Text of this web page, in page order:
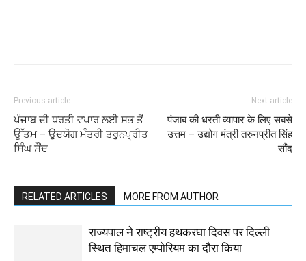
Previous article
ਪੰਜਾਬ ਦੀ ਧਰਤੀ ਵਪਾਰ ਲਈ ਸਭ ਤੋਂ
ਉੱਤਮ – ਉਦਯੋਗ ਮੰਤਰੀ ਤਰੁਨਪ੍ਰੀਤ
ਸਿੰਘ ਸੌਂਦ
Next article
पंजाब की धरती व्यापार के लिए सबसे
उत्तम – उद्योग मंत्री तरुनप्रीत सिंह
सौंद
RELATED ARTICLES MORE FROM AUTHOR
राज्यपाल ने राष्ट्रीय हथकरघा दिवस पर दिल्ली
स्थित हिमाचल एम्पोरियम का दौरा किया